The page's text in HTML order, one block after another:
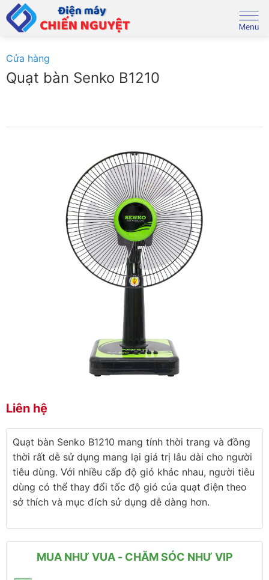
Skip
to
Cửa hàng
Quạt bàn Senko B1210
Liên hệ
Quạt bàn Senko B1210 mang tính thời trang và đồng
thời rất dễ sử dụng mang lại giá trị lâu dài cho người
tiêu dùng. Với nhiều cấp độ gió khác nhau, người tiêu
dùng có thể thay đổi tốc độ gió của quạt điện theo
sở thích và mục đích sử dụng dễ dàng hơn.
MUA NHƯ VUA - CHĂM SÓC NHƯ VIP